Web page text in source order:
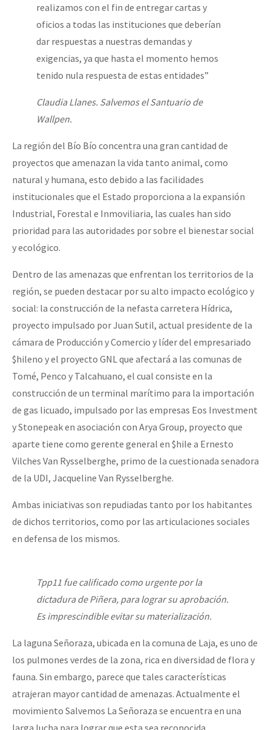
realizamos con el fin de entregar cartas y
oficios a todas las instituciones que deberían
dar respuestas a nuestras demandas y
exigencias, ya que hasta el momento hemos
tenido nula respuesta de estas entidades”
Claudia Llanes. Salvemos el Santuario de
Wallpen.
La región del Bío Bío concentra una gran cantidad de
proyectos que amenazan la vida tanto animal, como
natural y humana, esto debido a las facilidades
institucionales que el Estado proporciona a la expansión
Industrial, Forestal e Inmoviliaria, las cuales han sido
prioridad para las autoridades por sobre el bienestar social
y ecológico.
Dentro de las amenazas que enfrentan los territorios de la
región, se pueden destacar por su alto impacto ecológico y
social: la construcción de la nefasta carretera Hídrica,
proyecto impulsado por Juan Sutil, actual presidente de la
cámara de Producción y Comercio y líder del empresariado
$hileno y el proyecto GNL que afectará a las comunas de
Tomé, Penco y Talcahuano, el cual consiste en la
construcción de un terminal marítimo para la importación
de gas licuado, impulsado por las empresas Eos Investment
y Stonepeak en asociación con Arya Group, proyecto que
aparte tiene como gerente general en $hile a Ernesto
Vilches Van Rysselberghe, primo de la cuestionada senadora
de la UDI, Jacqueline Van Rysselberghe.
Ambas iniciativas son repudiadas tanto por los habitantes
de dichos territorios, como por las articulaciones sociales
en defensa de los mismos.
Tpp11 fue calificado como urgente por la
dictadura de Piñera, para lograr su aprobación.
Es imprescindible evitar su materialización.
La laguna Señoraza, ubicada en la comuna de Laja, es uno de
los pulmones verdes de la zona, rica en diversidad de flora y
fauna. Sin embargo, parece que tales características
atrajeran mayor cantidad de amenazas. Actualmente el
movimiento Salvemos La Señoraza se encuentra en una
larga lucha para lograr que esta sea reconocida